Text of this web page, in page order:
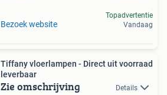
Bezoek website
Topadvertentie
Vandaag
Tiffany vloerlampen - Direct uit voorraad
leverbaar
Zie omschrijving Details